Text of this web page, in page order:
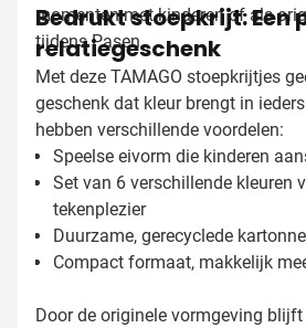
momenten met kinderen of als
tijdens Pasen.
Bedrukt stoepkrijt: Een
relatiegeschenk
Met deze TAMAGO stoepkrijtjes
geschenk dat kleur brengt in
hebben verschillende voordelen:
Speelse eivorm die kinderen
Set van 6 verschillende kleuren
tekenplezier
Duurzame, gerecyclede
Compact formaat, makkelijk
Door de originele vormgeving